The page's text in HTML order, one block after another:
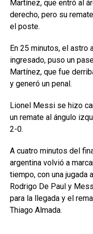
Martínez, que entró al
derecho, pero su
el poste.
En 25 minutos, el astro
ingresado, puso un
Martínez, que fue
y generó un penal.
Lionel Messi se hizo
un remate al ángulo
2-0.
A cuatro minutos del
argentina volvió a
tiempo, con una
Rodrigo De Paul y
para la llegada y el
Thiago Almada.